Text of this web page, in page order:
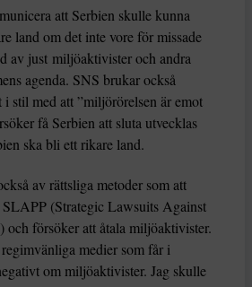
att Serbien skulle kunna
land om det inte vore för missade
av just miljöaktivister och andra
agenda. SNS brukar också
stil med att ”miljörörelsen är emot
få Serbien att sluta utvecklas
ska bli ett rikare land.
av rättsliga metoder som att
SLAPP (Strategic Lawsuits Against
och försöker att åtala miljöaktivister.
medier som får i
om miljöaktivister. Jag skulle